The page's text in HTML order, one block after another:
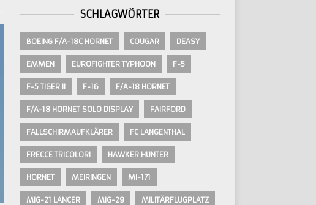
SCHLAGWÖRTER
BOEING F/A-18C HORNET COUGAR DEASY
EMMEN EUROFIGHTER TYPHOON F-5
F-5 TIGER II F-16 F/A-18 HORNET
F/A-18 HORNET SOLO DISPLAY FAIRFORD
FALLSCHIRMAUFKLÄRER FC LANGENTHAL
FRECCE TRICOLORI HAWKER HUNTER
HORNET MEIRINGEN MI-171
MIG-21 LANCER MIG-29 MILITÄRFLUGPLATZ